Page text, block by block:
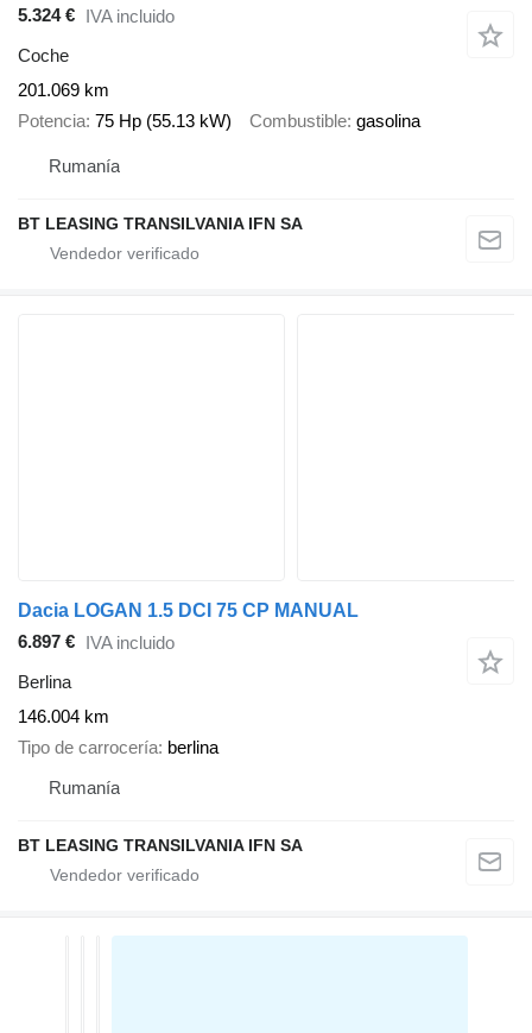
5.324 € IVA incluido
Coche
201.069 km
Potencia 75 Hp (55.13 kW) Combustible gasolina
Rumanía
BT LEASING TRANSILVANIA IFN SA
Dacia LOGAN 1.5 DCI 75 CP MANUAL
6.897 € IVA incluido
Berlina
146.004 km
Tipo de carrocería berlina
Rumanía
BT LEASING TRANSILVANIA IFN SA